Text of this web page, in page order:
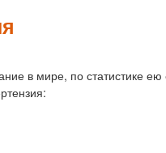
в мире, по статистике